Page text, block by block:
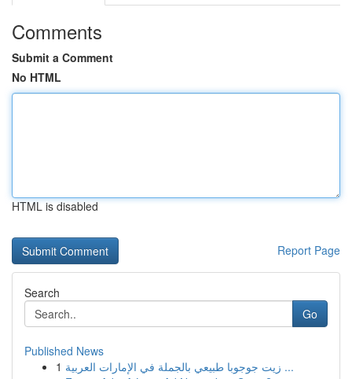
Comments
Submit a Comment
No HTML
HTML is disabled
Report Page
Search
Go
Published News
1
زيت جوجوبا طبيعي بالجملة في الإمارات العربية ...